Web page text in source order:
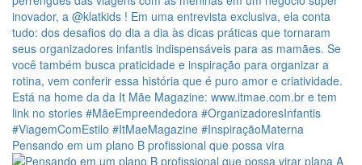
Pensando em um plano B profissional que possa vira